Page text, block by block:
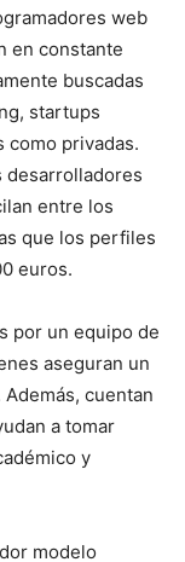
web
en constante
buscadas
startups
como privadas.
desarrolladores
entre los
que los perfiles
euros.
por un equipo de
aseguran un
cuentan
a tomar
y
modelo